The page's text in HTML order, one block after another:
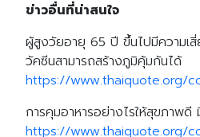
ข่าวอื่นที่น่าสนใจ
ผู้สูงวัยอายุ 65 ปี ขึ้นไปมีความเ
วัคซีนสามารถสร้างภูมิคุ้มกันได้
https://www.thaiquote.org/
การคุมอาหารอย่างไรให้สุขภาพดี
https://www.thaiquote.org/